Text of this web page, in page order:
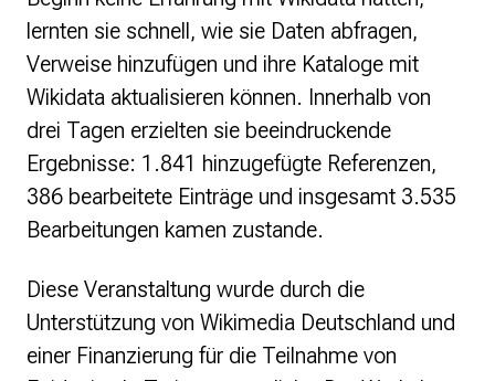
lernten sie schnell, wie sie Daten abfragen,
Verweise hinzufügen und ihre Kataloge mit
Wikidata aktualisieren können. Innerhalb von
drei Tagen erzielten sie beeindruckende
Ergebnisse: 1.841 hinzugefügte Referenzen,
386 bearbeitete Einträge und insgesamt 3.535
Bearbeitungen kamen zustande.
Diese Veranstaltung wurde durch die
Unterstützung von Wikimedia Deutschland und
einer Finanzierung für die Teilnahme von